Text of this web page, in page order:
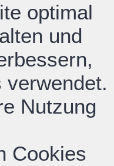
optimal
und
verwendet.
Nutzung
Cookies